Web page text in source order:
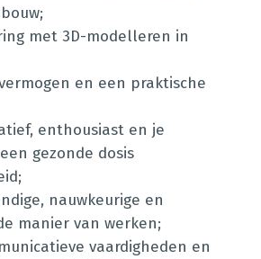
met 3D-modelleren in
en een praktische
enthousiast en je
gezonde dosis
nauwkeurige en
manier van werken;
vaardigheden en